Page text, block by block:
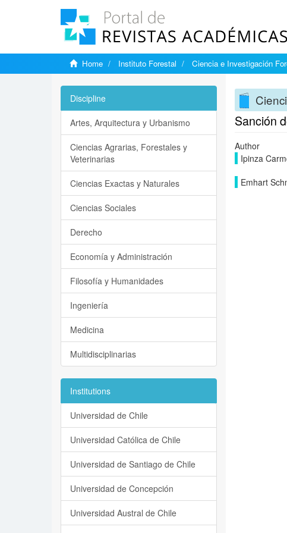
Home Instituto Forestal Ciencia e Investigación
Sanción
Author
Ipinza
Emhart
Discipline
Artes, Arquitectura y Urbanismo
Ciencias Agrarias, Forestales y
Veterinarias
Ciencias Exactas y Naturales
Ciencias Sociales
Derecho
Economía y Administración
Filosofía y Humanidades
Ingeniería
Medicina
Multidisciplinarias
Institutions
Universidad de Chile
Universidad Católica de Chile
Universidad de Santiago de Chile
Universidad de Concepción
Universidad Austral de Chile